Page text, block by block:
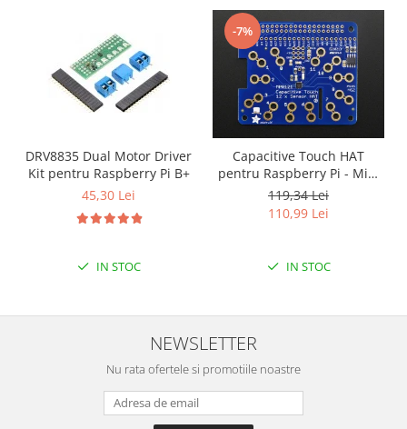
DC
Servo
Motoreductor plastic
DRV8835 Dual Motor Driver
Kit pentru Raspberry Pi B+
45,30 Lei
IN STOC
-7%
Capacitive Touch HAT
pentru Raspberry Pi - Mini
Kit - MPR121
119,34 Lei
110,99 Lei
IN STOC
NEWSLETTER
Nu rata ofertele si promotiile noastre